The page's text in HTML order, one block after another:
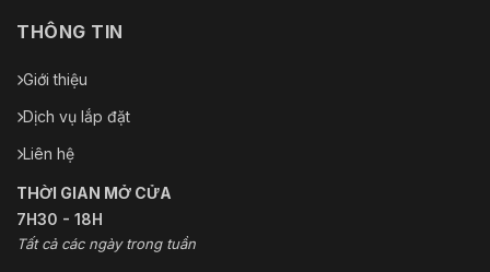
THÔNG TIN
Giới thiệu
Dịch vụ lắp đặt
Liên hệ
THỜI GIAN MỞ CỬA
7H30 - 18H
Tất cả các ngày trong tuần